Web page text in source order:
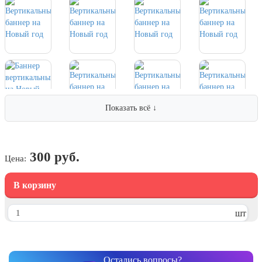
парада на Красной площади
7 ноября, День Октябрьской
революции
10 ноября, День сотрудника органов
внутренних дел РФ
13 ноября, День Войск РХБЗ
19 ноября, День Ракетных Войск и
Артиллерии
9 декабря, Международный день
борьбы с коррупцией
Показать всё ↓
Цена: 300 руб.
В корзину
шт
Остались вопросы?